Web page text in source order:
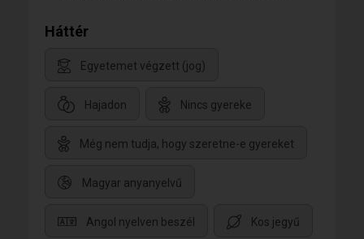
Háttér
Egyetemet végzett (jog)
Hajadon Nincs gyereke
Még nem tudja, hogy szeretne-e gyereket
Magyar anyanyelvű
Angol nyelven beszél Kos jegyű